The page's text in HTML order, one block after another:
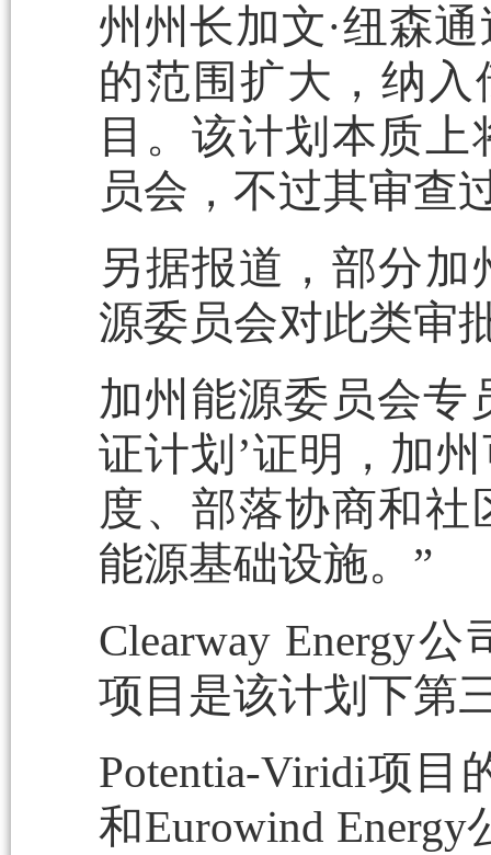
州州长加文·纽森
的范围扩大，纳
目。该计划本质
员会，不过其审查
另据报道，部分
源委员会对此类审
加州能源委员会专
证计划’证明，加
度、部落协商和
能源基础设施。”
Clearway Energy
项目是该计划下第
Potentia-Viridi项目
和Eurowind